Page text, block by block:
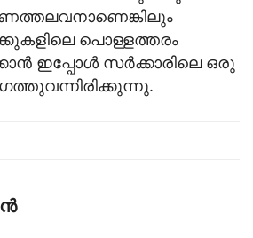
പൊള്ളത്തരം
ഇപ്പോൾ സർക്കാരിലെ ഒരു